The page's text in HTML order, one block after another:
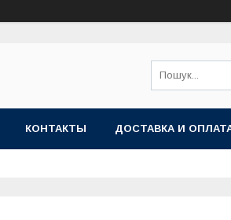
КОНТАКТЫ ДОСТАВКА И